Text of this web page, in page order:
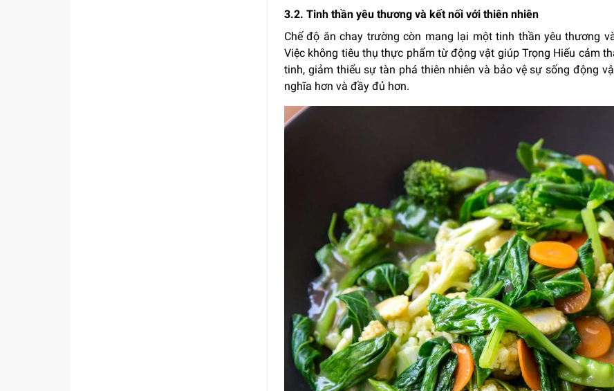
3.2. Tinh thần yêu thương và kết nối với thiên nhiên
Chế độ ăn chay trường còn mang lại một tinh thần yêu thương
Việc không tiêu thụ thực phẩm từ động vật giúp Trọng Hiếu cảm
tinh, giảm thiểu sự tàn phá thiên nhiên và bảo vệ sự sống động
nghĩa hơn và đầy đủ hơn.